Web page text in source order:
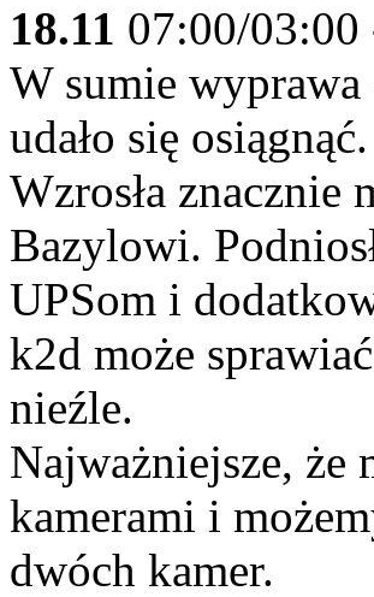
18.11 07:00/03:00
W sumie wyprawa
udało się osiągnąć.
Wzrosła znacznie
Bazylowi.
UPSom i
k2d może
nieźle.
Najważniejsze, że
kamerami i
dwóch kamer.